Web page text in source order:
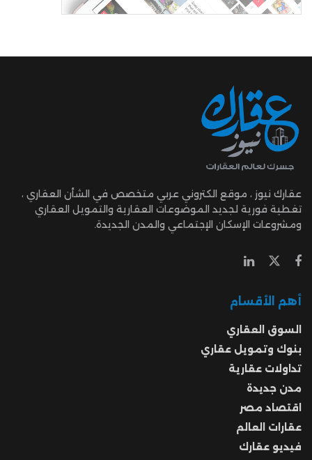
عقارك نيوز ، موقع الكتروني عربي متخصص في الشأن العقاري ،
تغطية فورية لجديد الموضوعات العقارية والتمويل العقاري
ومشروعات الإسكان الإجتماعي والمدن الجديدة.
أهم الأقسام
السوق العقاري
بنوك وتمويل عقاري
تداولات عقارية
مدن جديدة
اقتصاد مصر
عقارات العالم
فيديو عقارك